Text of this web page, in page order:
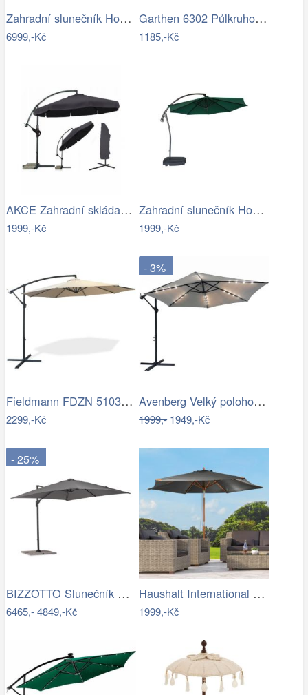
Zahradní slunečník Houseland Vexon s…
6999,-Kč
Garthen 6302 Půlkruhový zahradní…
1185,-Kč
AKCE Zahradní skládací slunečník LEVI…
1999,-Kč
Zahradní slunečník Houseland Vortexa…
1999,-Kč
Fieldmann FDZN 5103 boční slunečník,…
2299,-Kč
- 3%
Avenberg Velký polohovatelný slunečník…
1999,-1949,-Kč
- 25%
BIZZOTTO Slunečník SIVIGLIA taupe 3x3m
6465,-4849,-Kč
Haushalt International Dřevěný…
1999,-Kč